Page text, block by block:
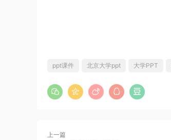
ppt课件 北京大学ppt 大学PPT
上一篇